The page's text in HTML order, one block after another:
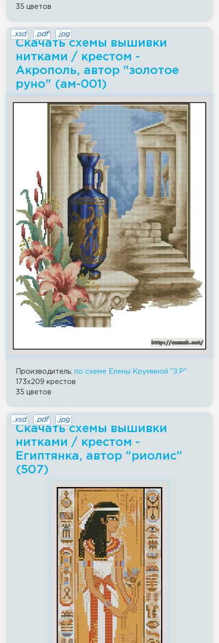
35 цветов
Скачать схемы вышивки
нитками / крестом -
Акрополь, автор "золотое
руно" (ам-001)
.xsd .pdf .jpg
Производитель: по схеме Елены Круминой "З.Р"
173x209 крестов
35 цветов
Скачать схемы вышивки
нитками / крестом -
Египтянка, автор "риолис"
(507)
.xsd .pdf .jpg